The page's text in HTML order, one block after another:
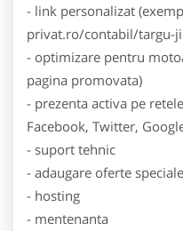
- link personalizat
privat.ro/contabil/targu-
- optimizare pentru
pagina promovata)
- prezenta activa pe
Facebook, Twitter,
- suport tehnic
- adaugare oferte speciale
- hosting
- mentenanta